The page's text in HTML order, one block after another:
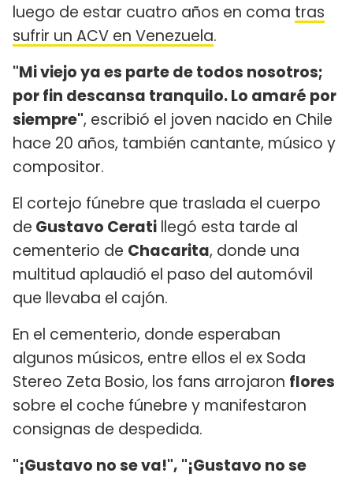
luego de estar cuatro años en coma tras
sufrir un ACV en Venezuela.
"Mi viejo ya es parte de todos nosotros;
por fin descansa tranquilo. Lo amaré por
siempre", escribió el joven nacido en Chile
hace 20 años, también cantante, músico y
compositor.
El cortejo fúnebre que traslada el cuerpo
de Gustavo Cerati llegó esta tarde al
cementerio de Chacarita, donde una
multitud aplaudió el paso del automóvil
que llevaba el cajón.
En el cementerio, donde esperaban
algunos músicos, entre ellos el ex Soda
Stereo Zeta Bosio, los fans arrojaron flores
sobre el coche fúnebre y manifestaron
consignas de despedida.
"¡Gustavo no se va!", "¡Gustavo no se